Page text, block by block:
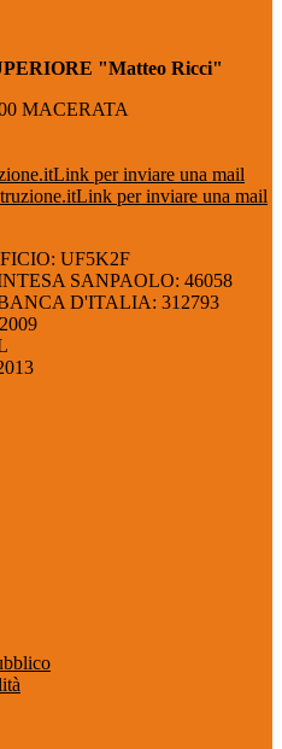
"Matteo Ricci"
MACERATA
Link per inviare una mail
Link per inviare una mail
UF5K2F
SANPAOLO: 46058
D'ITALIA: 312793